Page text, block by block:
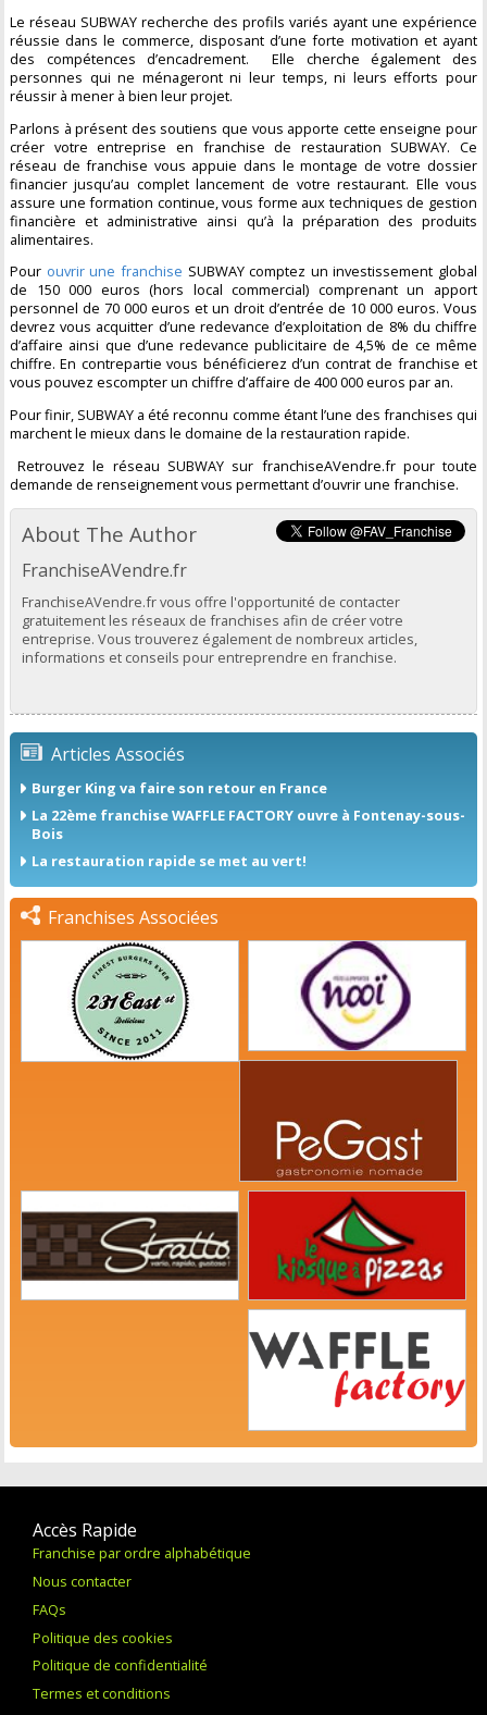
Le réseau SUBWAY recherche des profils variés ayant une expérience
réussie dans le commerce, disposant d’une forte motivation et ayant
des compétences d’encadrement. Elle cherche également des
personnes qui ne ménageront ni leur temps, ni leurs efforts pour
réussir à mener à bien leur projet.
Parlons à présent des soutiens que vous apporte cette enseigne pour
créer votre entreprise en franchise de restauration SUBWAY. Ce
réseau de franchise vous appuie dans le montage de votre dossier
financier jusqu’au complet lancement de votre restaurant. Elle vous
assure une formation continue, vous forme aux techniques de gestion
financière et administrative ainsi qu’à la préparation des produits
alimentaires.
Pour ouvrir une franchise SUBWAY comptez un investissement global
de 150 000 euros (hors local commercial) comprenant un apport
personnel de 70 000 euros et un droit d’entrée de 10 000 euros. Vous
devrez vous acquitter d’une redevance d’exploitation de 8% du chiffre
d’affaire ainsi que d’une redevance publicitaire de 4,5% de ce même
chiffre. En contrepartie vous bénéficierez d’un contrat de franchise et
vous pouvez escompter un chiffre d’affaire de 400 000 euros par an.
Pour finir, SUBWAY a été reconnu comme étant l’une des franchises qui
marchent le mieux dans le domaine de la restauration rapide.
Retrouvez le réseau SUBWAY sur franchiseAVendre.fr pour toute
demande de renseignement vous permettant d’ouvrir une franchise.
About The Author
FranchiseAVendre.fr
FranchiseAVendre.fr vous offre l'opportunité de contacter
gratuitement les réseaux de franchises afin de créer votre
entreprise. Vous trouverez également de nombreux articles,
informations et conseils pour entreprendre en franchise.
Articles Associés
Burger King va faire son retour en France
La 22ème franchise WAFFLE FACTORY ouvre à Fontenay-sous-
Bois
La restauration rapide se met au vert!
Franchises Associées
Accès Rapide
Franchise par ordre alphabétique
Nous contacter
FAQs
Politique des cookies
Politique de confidentialité
Termes et conditions